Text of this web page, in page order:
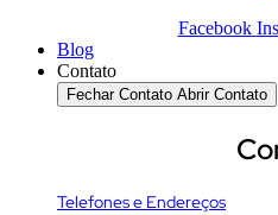
Facebook
Blog
Contato
Fechar Contato Abrir Contato
Telefones e Endereços